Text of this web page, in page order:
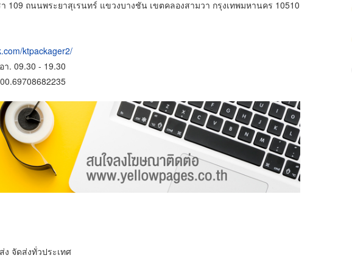
109 ถนนพระยาสุเรนทร์ แขวงบางชัน เขตคลองสามวา กรุงเทพมหานคร 10510
ktpackager2/
า. 09.30 - 19.30
จัดส่งทั่วประเทศ